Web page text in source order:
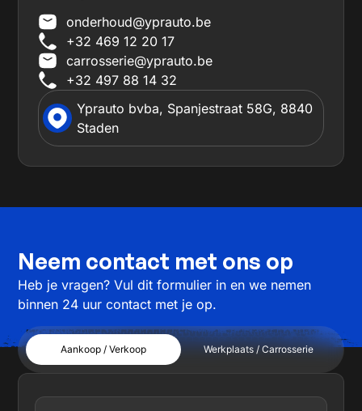
onderhoud@yprauto.be
+32 469 12 20 17
carrosserie@yprauto.be
+32 497 88 14 32
Yprauto bvba, Spanjestraat 58G, 8840
Staden
Neem contact met ons op
Heb je vragen? Vul dit formulier in en we nemen
binnen 24 uur contact met je op.
Aankoop / Verkoop Werkplaats / Carrosserie